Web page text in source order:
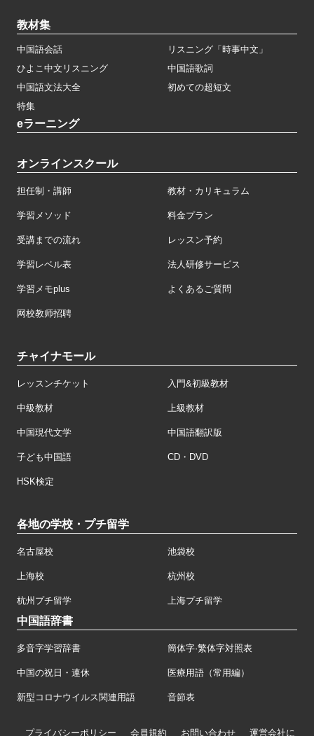
教材集
中国語会話
リスニング「時事中文」
ひよこ中文リスニング
中国語歌詞
中国語文法大全
初めての超短文
特集
eラーニング
オンラインスクール
担任制・講師 教材・カリキュラム
学習メソッド 料金プラン
受講までの流れ レッスン予約
学習レベル表 法人研修サービス
学習メモplus よくあるご質問
网校教师招聘
チャイナモール
レッスンチケット 入門&初級教材
中級教材 上級教材
中国現代文学 中国語翻訳版
子ども中国語 CD・DVD
HSK検定
各地の学校・プチ留学
名古屋校 池袋校
上海校 杭州校
杭州プチ留学 上海プチ留学
中国語辞書
多音字学習辞書 簡体字·繁体字対照表
中国の祝日・連休 医療用語（常用編）
新型コロナウイルス関連用語 音節表
プライバシーポリシー 会員規約 お問い合わせ 運営会社に